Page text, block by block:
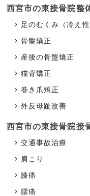
西宮市の東接骨院整
足のむくみ（冷え性
骨盤矯正
産後の骨盤矯正
猫背矯正
巻き爪矯正
外反母趾改善
西宮市の東接骨院接
交通事故治療
肩こり
膝痛
腰痛